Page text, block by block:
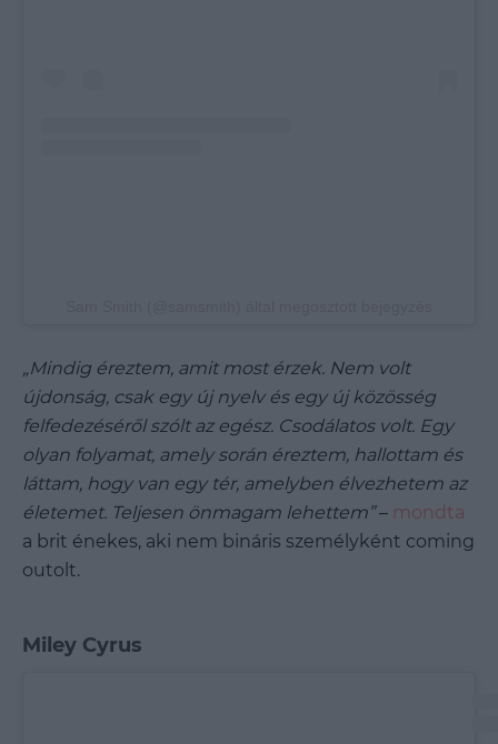
„Mindig éreztem, amit most érzek. Nem volt
újdonság, csak egy új nyelv és egy új közösség
felfedezéséről szólt az egész. Csodálatos volt. Egy
olyan folyamat, amely során éreztem, hallottam és
láttam, hogy van egy tér, amelyben élvezhetem az
életemet. Teljesen önmagam lehettem”– mondta
a brit énekes, aki nem bináris személyként coming
outolt.
Miley Cyrus